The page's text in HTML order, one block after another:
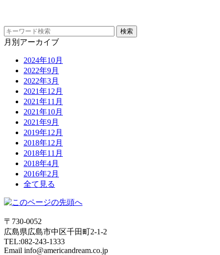
月別アーカイブ
2024年10月
2022年9月
2022年3月
2021年12月
2021年11月
2021年10月
2021年9月
2019年12月
2018年12月
2018年11月
2018年4月
2016年2月
全て見る
〒730-0052
広島県広島市中区千田町2-1-2
TEL:082-243-1333
Email info@americandream.co.jp